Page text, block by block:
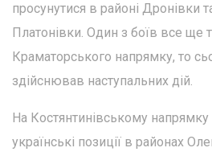
просунутися в районі Дронівки
Платонівки. Один з боїв все ще
Краматорського напрямку, то
здійснював наступальних дій.
На Костянтинівському
українські позиції в районах